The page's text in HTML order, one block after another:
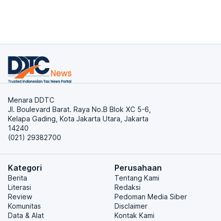
Menara DDTC
Jl. Boulevard Barat. Raya No.B Blok XC 5-6,
Kelapa Gading, Kota Jakarta Utara, Jakarta
14240
(021) 29382700
Kategori
Berita
Literasi
Review
Komunitas
Data & Alat
Perusahaan
Tentang Kami
Redaksi
Pedoman Media Siber
Disclaimer
Kontak Kami